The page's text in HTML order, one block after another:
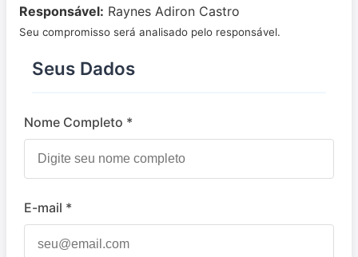
Responsável: Raynes Adiron Castro
Seu compromisso será analisado pelo responsável.
Seus Dados
Nome Completo *
E-mail *